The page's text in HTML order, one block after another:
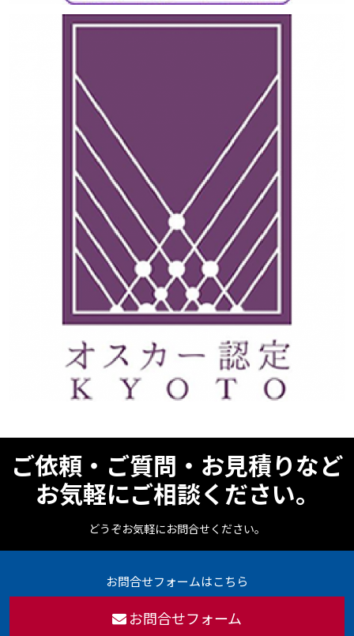
ご依頼・ご質問・お見積りなど
お気軽にご相談ください。
どうぞお気軽にお問合せください。
お問合せフォームはこちら
お問合せフォーム